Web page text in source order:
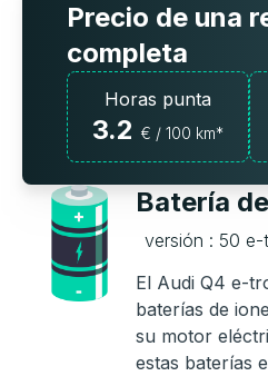
Precio de una
completa
Horas punta
3.2 € / 100 km*
Batería
versión : 50
El Audi Q4 e-
baterías de
su motor
estas baterías